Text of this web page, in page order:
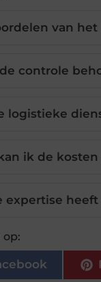
van
controle
logistieke
ik de
expertise
op: